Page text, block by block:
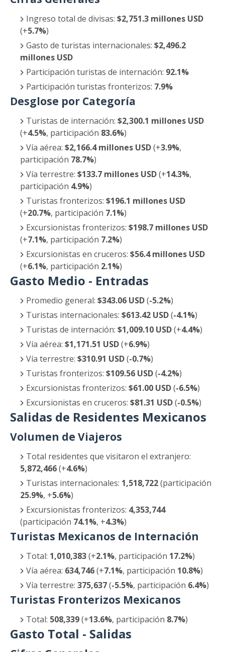
Ingreso total de divisas: $2,751.3 millones USD
(+5.7%)
Gasto de turistas internacionales: $2,496.2
millones USD
Participación turistas de internación: 92.1%
Participación turistas fronterizos: 7.9%
Desglose por Categoría
Turistas de internación: $2,300.1 millones USD
(+4.5%, participación 83.6%)
Vía aérea: $2,166.4 millones USD(+3.9%,
participación 78.7%)
Vía terrestre: $133.7 millones USD(+14.3%,
participación 4.9%)
Turistas fronterizos: $196.1 millones USD
(+20.7%, participación 7.1%)
Excursionistas fronterizos: $198.7 millones USD
(+7.1%, participación 7.2%)
Excursionistas en cruceros: $56.4 millones USD
(+6.1%, participación 2.1%)
Gasto Medio - Entradas
Promedio general: $343.06 USD(-5.2%)
Turistas internacionales: $613.42 USD(-4.1%)
Turistas de internación: $1,009.10 USD(+4.4%)
Vía aérea: $1,171.51 USD(+6.9%)
Vía terrestre: $310.91 USD(-0.7%)
Turistas fronterizos: $109.56 USD(-4.2%)
Excursionistas fronterizos: $61.00 USD(-6.5%)
Excursionistas en cruceros: $81.31 USD(-0.5%)
Salidas de Residentes Mexicanos
Volumen de Viajeros
Total residentes que visitaron el extranjero:
5,872,466(+4.6%)
Turistas internacionales: 1,518,722(participación
25.9%, +5.6%)
Excursionistas fronterizos: 4,353,744
(participación 74.1%, +4.3%)
Turistas Mexicanos de Internación
Total: 1,010,383(+2.1%, participación 17.2%)
Vía aérea: 634,746(+7.1%, participación 10.8%)
Vía terrestre: 375,637(-5.5%, participación 6.4%)
Turistas Fronterizos Mexicanos
Total: 508,339(+13.6%, participación 8.7%)
Gasto Total - Salidas